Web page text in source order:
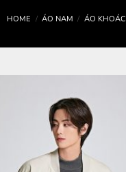
HOME / ÁO NAM / ÁO KHOÁC